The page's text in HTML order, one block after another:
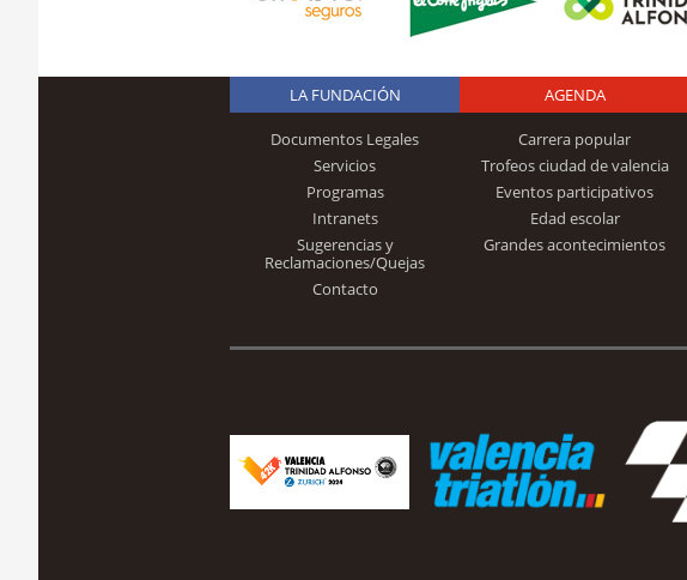
Logo Fundación
Trinidad Alfonso
LA FUNDACIÓN
Documentos Legales
Servicios
Programas
Intranets
Sugerencias y
Reclamaciones/Quejas
Contacto
AGENDA
Carrera popular
Trofeos ciudad de valencia
Eventos participativos
Edad escolar
Grandes acontecimientos